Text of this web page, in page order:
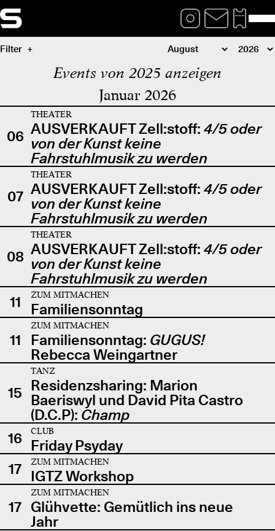
Filter
Events von 2025 anzeigen
Januar 2026
06
THEATER
AUSVERKAUFT Zell:stoff: 4/5 oder
von der Kunst keine
Fahrstuhlmusik zu werden
07
THEATER
AUSVERKAUFT Zell:stoff: 4/5 oder
von der Kunst keine
Fahrstuhlmusik zu werden
08
THEATER
AUSVERKAUFT Zell:stoff: 4/5 oder
von der Kunst keine
Fahrstuhlmusik zu werden
11
ZUM MITMACHEN
Familiensonntag
11
ZUM MITMACHEN
Familiensonntag: GUGUS!
Rebecca Weingartner
15
TANZ
Residenzsharing: Marion
Baeriswyl und David Pita Castro
(D.C.P): Champ
16
CLUB
Friday Psyday
17
ZUM MITMACHEN
IGTZ Workshop
17
ZUM MITMACHEN
Glühvette: Gemütlich ins neue
Jahr